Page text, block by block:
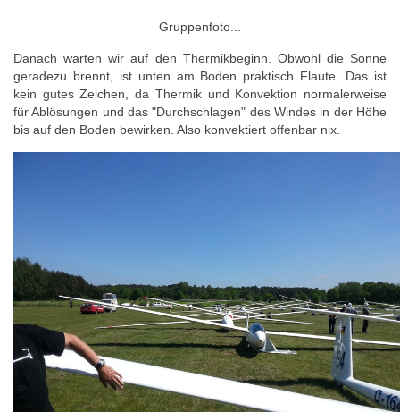
Gruppenfoto...
Danach warten wir auf den Thermikbeginn. Obwohl die Sonne
geradezu brennt, ist unten am Boden praktisch Flaute. Das ist
kein gutes Zeichen, da Thermik und Konvektion normalerweise
für Ablösungen und das "Durchschlagen" des Windes in der Höhe
bis auf den Boden bewirken. Also konvektiert offenbar nix.